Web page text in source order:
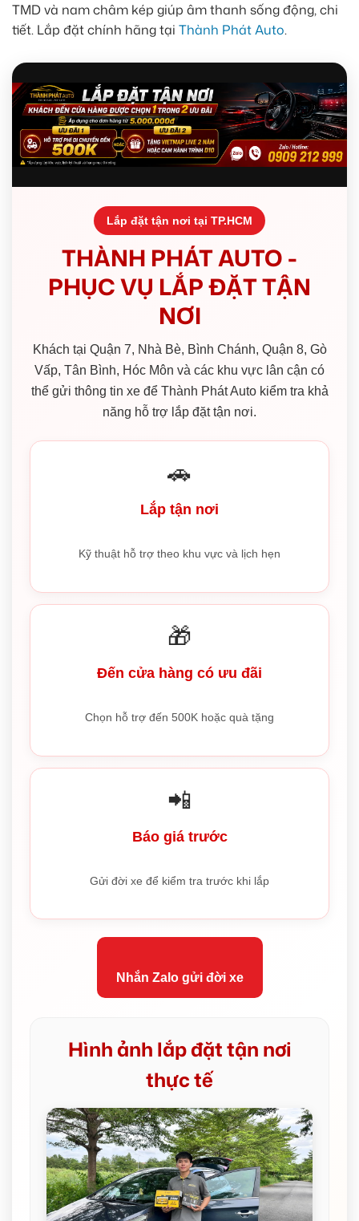
TMD và nam châm kép giúp âm thanh sống động, chi
tiết. Lắp đặt chính hãng tại Thành Phát Auto.
Lắp đặt tận nơi tại TP.HCM
THÀNH PHÁT AUTO -
PHỤC VỤ LẮP ĐẶT TẬN
NƠI
Khách tại Quận 7, Nhà Bè, Bình Chánh, Quận 8, Gò
Vấp, Tân Bình, Hóc Môn và các khu vực lân cận có
thể gửi thông tin xe để Thành Phát Auto kiểm tra khả
năng hỗ trợ lắp đặt tận nơi.
🚗
Lắp tận nơi
Kỹ thuật hỗ trợ theo khu vực và lịch hẹn
🎁
Đến cửa hàng có ưu đãi
Chọn hỗ trợ đến 500K hoặc quà tặng
📲
Báo giá trước
Gửi đời xe để kiểm tra trước khi lắp
Nhắn Zalo gửi đời xe
Hình ảnh lắp đặt tận nơi
thực tế